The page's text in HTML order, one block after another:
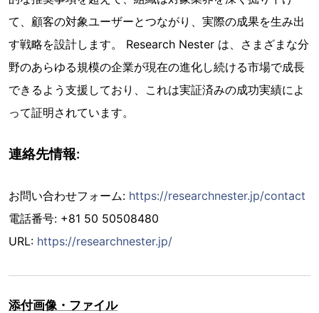
て、顧客の対象ユーザーとつながり、実際の成果を生み出
す戦略を設計します。 Research Nester は、さまざまな分
野のあらゆる規模の企業が現在の進化し続ける市場で成長
できるよう支援しており、これは実証済みの成功実績によ
って証明されています。
連絡先情報:
お問い合わせフォーム: https://researchnester.jp/contact
電話番号: +81 50 50508480
URL: https://researchnester.jp/
添付画像・ファイル